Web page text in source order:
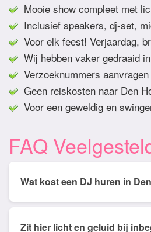
Mooie show compleet met
Inclusief speakers, dj-set,
Voor elk feest! Verjaardag,
Wij hebben vaker gedraaid
Verzoeknummers aanvragen
Geen reiskosten naar Den
Voor een geweldig en
FAQ
Wat
gemiddeld tussen de € 350,-
Zit hier licht en geluid bij